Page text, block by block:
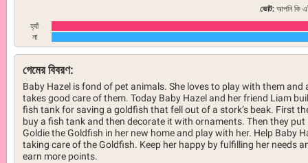
ভোট: আপনি কি
হ্যাঁ
না
গেমের বিবরণ:
Baby Hazel is fond of pet animals. She loves to play with them and
takes good care of them. Today Baby Hazel and her friend Liam
fish tank for saving a goldfish that fell out of a stork’s beak. First
buy a fish tank and then decorate it with ornaments. Then they put
Goldie the Goldfish in her new home and play with her. Help Baby
taking care of the Goldfish. Keep her happy by fulfilling her needs
earn more points.